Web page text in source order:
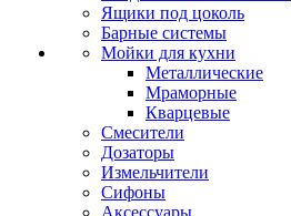
Ящики под цоколь
Барные системы
Мойки для кухни
Металлические
Мраморные
Кварцевые
Смесители
Дозаторы
Измельчители
Сифоны
Аксессуары